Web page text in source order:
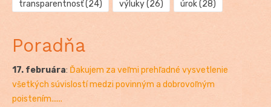
transparentnosť(24) výluky(26) úrok(28)
Poradňa
17. februára: Ďakujem za veľmi prehľadné vysvetlenie
všetkých súvislostí medzi povinným a dobrovoľným
poistením......